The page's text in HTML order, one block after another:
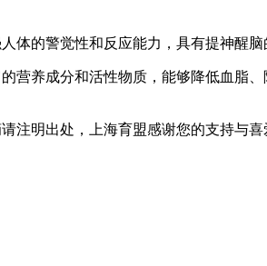
体的警觉性和反应能力，具有提神醒脑
营养成分和活性物质，能够降低血脂
注明出处，上海育盟感谢您的支持与喜